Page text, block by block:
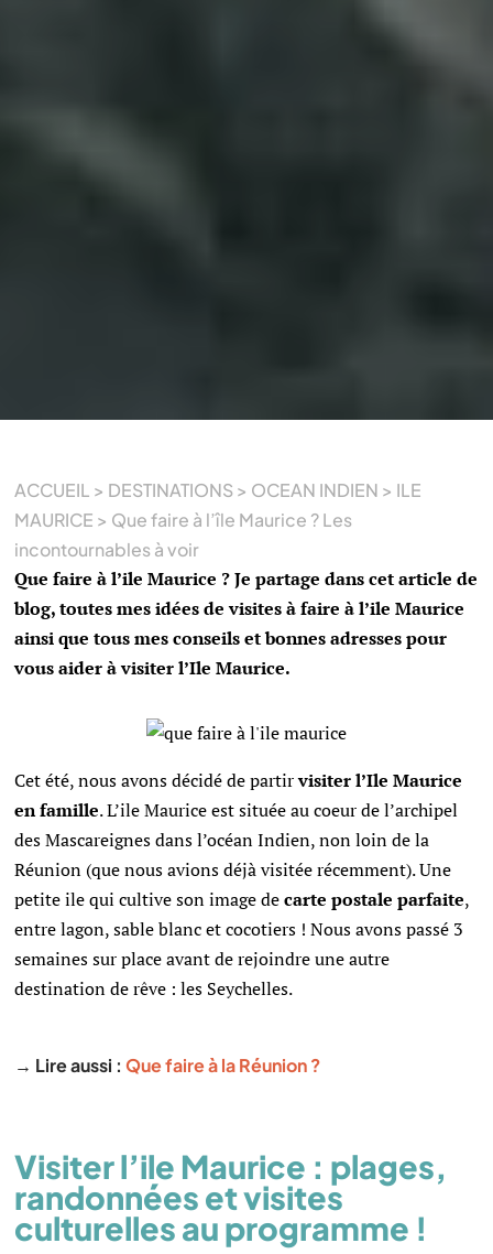
ACCUEIL > DESTINATIONS> OCEAN INDIEN > ILE
MAURICE > Que faire à l’île Maurice ? Les
incontournables à voir
Que faire à l’ile Maurice ? Je partage dans cet article de
blog, toutes mes idées de visites à faire à l’ile Maurice
ainsi que tous mes conseils et bonnes adresses pour
vous aider à visiter l’Ile Maurice.
Cet été, nous avons décidé de partirvisiter l’Ile Maurice
en famille. L’ile Maurice est située au coeur de l’archipel
des Mascareignes dans l’océan Indien, non loin de la
Réunion (que nous avions déjà visitée récemment). Une
petite ile qui cultive son image decarte postale parfaite,
entre lagon, sable blanc et cocotiers ! Nous avons passé 3
semaines sur place avant de rejoindre une autre
destination de rêve : les Seychelles.
→ Lire aussi :Que faire à la Réunion ?
Visiter l’ile Maurice : plages,
randonnées et visites
culturelles au programme !